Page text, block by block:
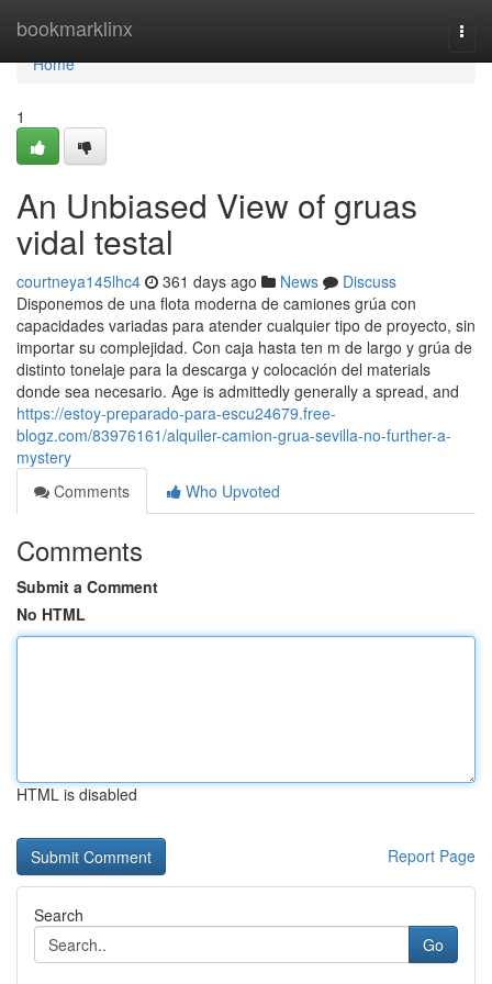
bookmarklinx
Home
Home
1
An Unbiased View of gruas
vidal testal
courtneya145lhc4 361 days ago News
Discuss
Disponemos de una flota moderna de camiones grúa con
capacidades variadas para atender cualquier tipo de proyecto, sin
importar su complejidad. Con caja hasta ten m de largo y grúa de
distinto tonelaje para la descarga y colocación del materials
donde sea necesario. Age is admittedly generally a spread, and
https://estoy-preparado-para-escu24679.free-
blogz.com/83976161/alquiler-camion-grua-sevilla-no-further-a-
mystery
Comments
Who Upvoted
Comments
Submit a Comment
No HTML
HTML is disabled
Report Page
Search
Go